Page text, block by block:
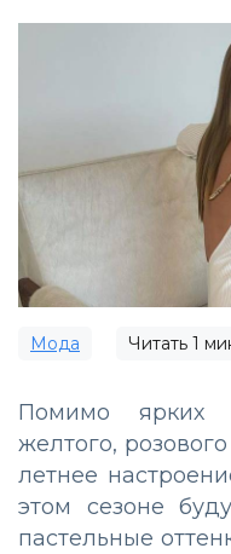
Мода Читать 1
Помимо ярких
желтого,
летнее
этом сезоне
пастельные